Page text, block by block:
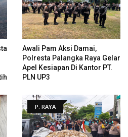
Awali Pam Aksi Damai,
Polresta Palangka Raya Gelar
Apel Kesiapan Di Kantor PT.
PLN UP3
P. RAYA